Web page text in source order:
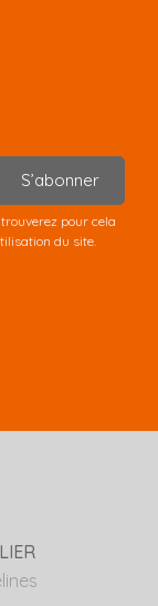
S’abonner
pour cela
du site.